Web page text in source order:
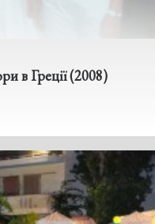
в Греції (2008)